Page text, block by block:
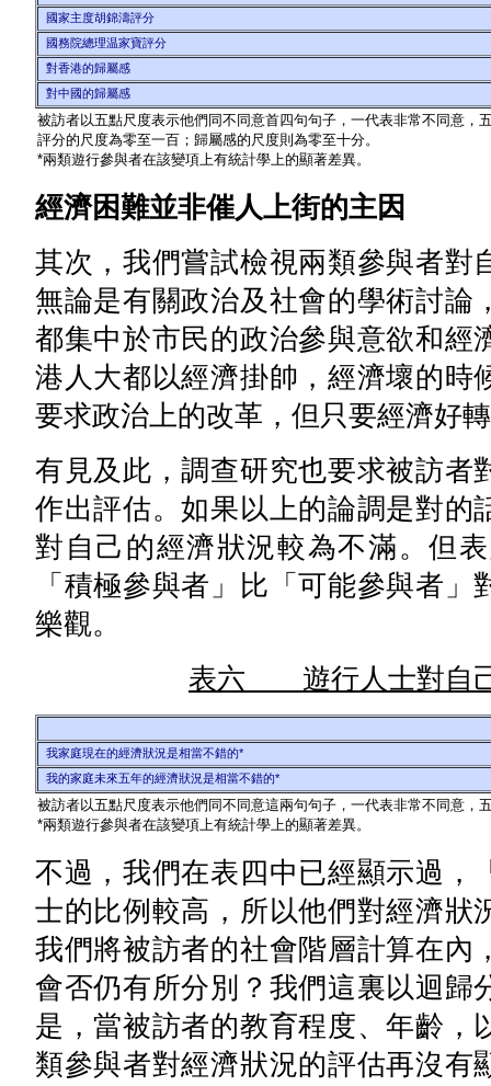
國家主度胡錦濤評分
國務院總理温家寶評分
對香港的歸屬感
對中國的歸屬感
被訪者以五點尺度表示他們同不同意首四句句子，一代表非常不同意，
評分的尺度為零至一百；歸屬感的尺度則為零至十分。
*兩類遊行參與者在該變項上有統計學上的顯著差異。
經濟困難並非催人上街的主因
其次，我們嘗試檢視兩類參與者對
無論是有關政治及社會的學術討論
都集中於市民的政治參與意欲和經
港人大都以經濟掛帥，經濟壞的時
要求政治上的改革，但只要經濟好
有見及此，調查研究也要求被訪者
作出評估。如果以上的論調是對的
對自己的經濟狀況較為不滿。但
「積極參與者」比「可能參與者
樂觀。
表六 遊行人士對自己
我家庭現在的經濟狀況是相當不錯的*
我的家庭未來五年的經濟狀況是相當不錯的*
被訪者以五點尺度表示他們同不同意這兩句句子，一代表非常不同意，
*兩類遊行參與者在該變項上有統計學上的顯著差異。
不過，我們在表四中已經顯示過，
士的比例較高，所以他們對經濟狀
我們將被訪者的社會階層計算在內
會否仍有所分別？我們這裏以迴歸
是，當被訪者的教育程度、年齡，
類參與者對經濟狀況的評估再沒有